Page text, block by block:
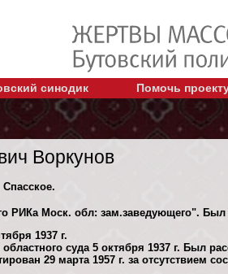
синодик Помочь
Воркунов
РИКа Моск. обл: зам.заведующего".
1937 г.
суда 5 октября 1937 г. Был
29 марта 1957 г. за отсутствием